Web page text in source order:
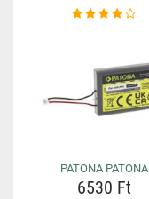
PATONA PATONA
6530 Ft